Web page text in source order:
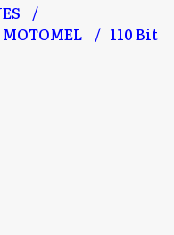
MOTOMEL 110 Bit